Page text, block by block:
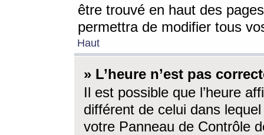
être trouvé en haut des
permettra de modifier tous
Haut
» L’heure n’est pas
Il est possible que l’heure
différent de celui dans
votre Panneau de Contrôle